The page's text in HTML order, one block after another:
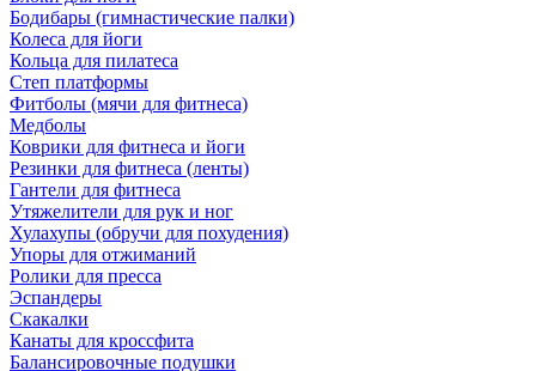
Бодибары (гимнастические палки)
Колеса для йоги
Кольца для пилатеса
Степ платформы
Фитболы (мячи для фитнеса)
Медболы
Коврики для фитнеса и йоги
Резинки для фитнеса (ленты)
Гантели для фитнеса
Утяжелители для рук и ног
Хулахупы (обручи для похудения)
Упоры для отжиманий
Ролики для пресса
Эспандеры
Скакалки
Канаты для кроссфита
Балансировочные подушки